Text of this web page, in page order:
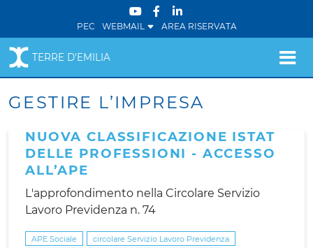
PEC WEBMAIL AREA RISERVATA
TERRE D'EMILIA
GESTIRE L’IMPRESA
NUOVA CLASSIFICAZIONE ISTAT
DELLE PROFESSIONI - ACCESSO
ALL’APE
L'approfondimento nella Circolare Servizio
Lavoro Previdenza n. 74
APE Sociale
circolare Servizio Lavoro Previdenza